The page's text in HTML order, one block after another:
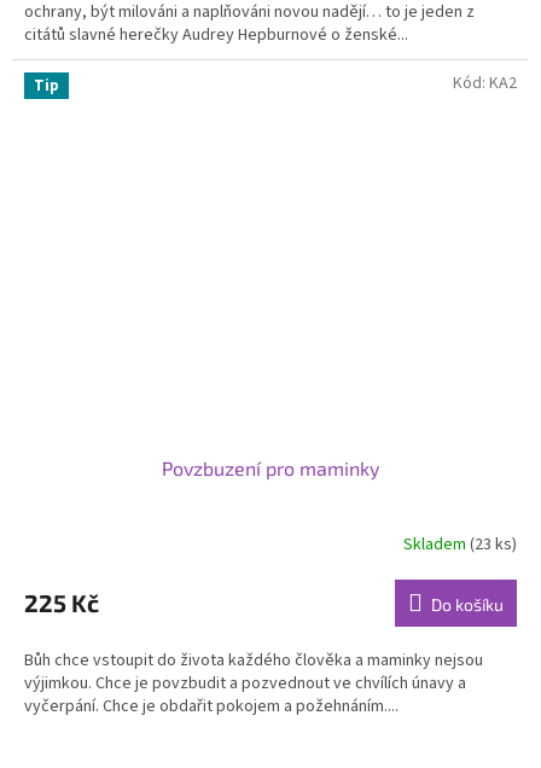
ochrany, být milováni a naplňováni novou nadějí… to je jeden z
citátů slavné herečky Audrey Hepburnové o ženské...
Tip
Povzbuzení pro maminky
produktu
je
z
5
hvězdiček.
Skladem(23 ks)
225 Kč Do košíku
Bůh chce vstoupit do života každého člověka a maminky nejsou
výjimkou. Chce je povzbudit a pozvednout ve chvílích únavy a
vyčerpání. Chce je obdařit pokojem a požehnáním....
Kód: KA2